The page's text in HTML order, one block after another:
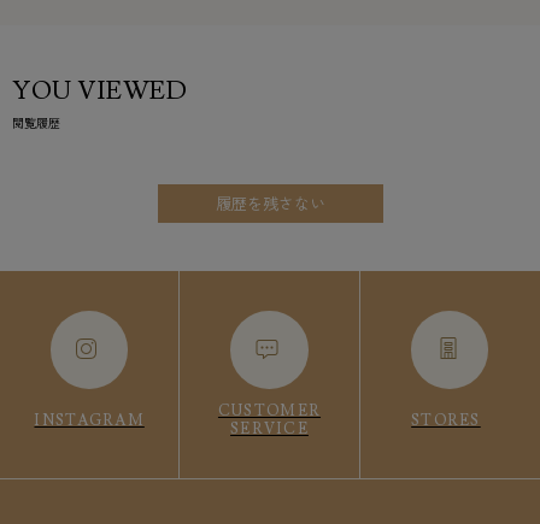
YOU VIEWED
閲覧履歴
履歴を残さない
INSTAGRAM
CUSTOMER
SERVICE
STORES